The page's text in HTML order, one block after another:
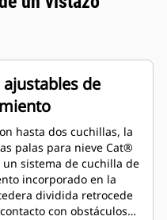
de
hasta dos cuchillas, la
palas para nieve Cat®
sistema de cuchilla de
incorporado en la
dividida retrocede
con obstáculos